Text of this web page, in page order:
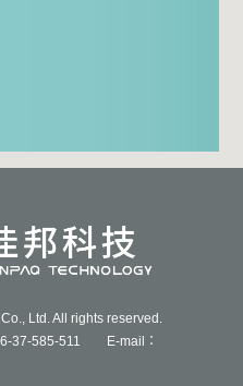
Ltd. All rights reserved.
37-585-511 E-mail：